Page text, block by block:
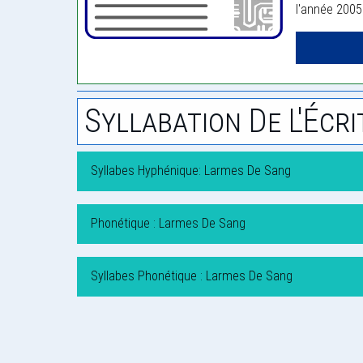
l'année 2005.
Syllabation De
Syllabes Hyphénique: Larmes De Sang
Phonétique : Larmes De Sang
Syllabes Phonétique : Larmes De Sang